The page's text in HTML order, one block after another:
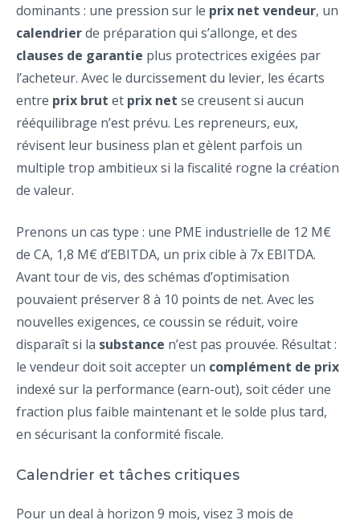
dominants : une pression sur le prix net vendeur, un
calendrierde préparation qui s’allonge, et des
clauses de garantie plus protectrices exigées par
l’acheteur. Avec le durcissement du levier, les écarts
entre prix brut et prix net se creusent si aucun
rééquilibrage n’est prévu. Les repreneurs, eux,
révisent leur business plan et gèlent parfois un
multiple trop ambitieux si la fiscalité rogne la création
de valeur.
Prenons un cas type : une PME industrielle de 12 M€
de CA, 1,8 M€ d’EBITDA, un prix cible à 7x EBITDA.
Avant tour de vis, des schémas d’optimisation
pouvaient préserver 8 à 10 points de net. Avec les
nouvelles exigences, ce coussin se réduit, voire
disparaît si la substance n’est pas prouvée. Résultat :
le vendeur doit soit accepter un complément de prix
indexé sur la performance (earn-out), soit céder une
fraction plus faible maintenant et le solde plus tard,
en sécurisant la conformité fiscale.
Calendrier et tâches critiques
Pour un deal à horizon 9 mois, visez 3 mois de